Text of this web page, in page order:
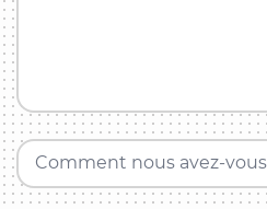
Comment nous avez-